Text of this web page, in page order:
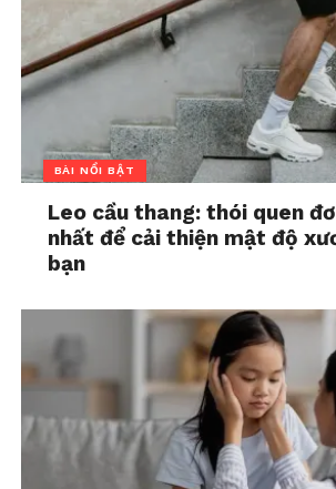
BÀI NỔI BẬT
Leo cầu thang: thói quen
nhất để cải thiện mật độ
bạn